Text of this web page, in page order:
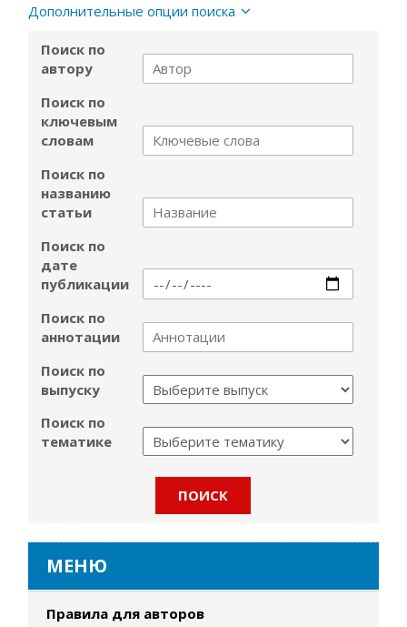
Дополнительные опции поиска
Поиск по
автору
Поиск по
ключевым
словам
Поиск по
названию
статьи
Поиск по
дате
публикации
Поиск по
аннотации
Поиск по
выпуску
Поиск по
тематике
МЕНЮ
Правила для авторов